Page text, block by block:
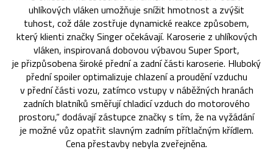
uhlíkových vláken umožňuje snížit hmotnost a zvýšit
tuhost, což dále zostřuje dynamické reakce způsobem,
který klienti značky Singer očekávají. Karoserie z uhlíkových
vláken, inspirovaná dobovou výbavou Super Sport,
je přizpůsobena široké přední a zadní části karoserie. Hluboký
přední spoiler optimalizuje chlazení a proudění vzduchu
v přední části vozu, zatímco vstupy v náběžných hranách
zadních blatníků směřují chladicí vzduch do motorového
prostoru,“ dodávají zástupce značky s tím, že na vyžádání
je možné vůz opatřit slavným zadním přítlačným křídlem.
Cena přestavby nebyla zveřejněna.